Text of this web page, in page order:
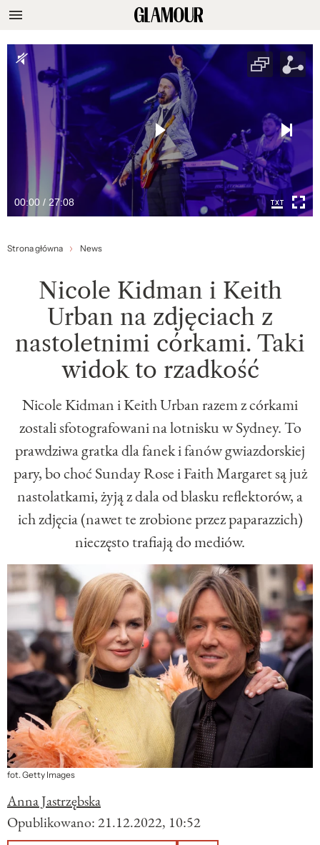
00:00 / 27:08
Strona główna News
Nicole Kidman i Keith
Urban na zdjęciach z
nastoletnimi córkami. Taki
widok to rzadkość
Nicole Kidman i Keith Urban razem z córkami
zostali sfotografowani na lotnisku w Sydney. To
prawdziwa gratka dla fanek i fanów gwiazdorskiej
pary, bo choć Sunday Rose i Faith Margaret są już
nastolatkami, żyją z dala od blasku reflektorów, a
ich zdjęcia (nawet te zrobione przez paparazzich)
nieczęsto trafiają do mediów.
fot. Getty Images
Anna Jastrzębska
Opublikowano:21.12.2022, 10:52